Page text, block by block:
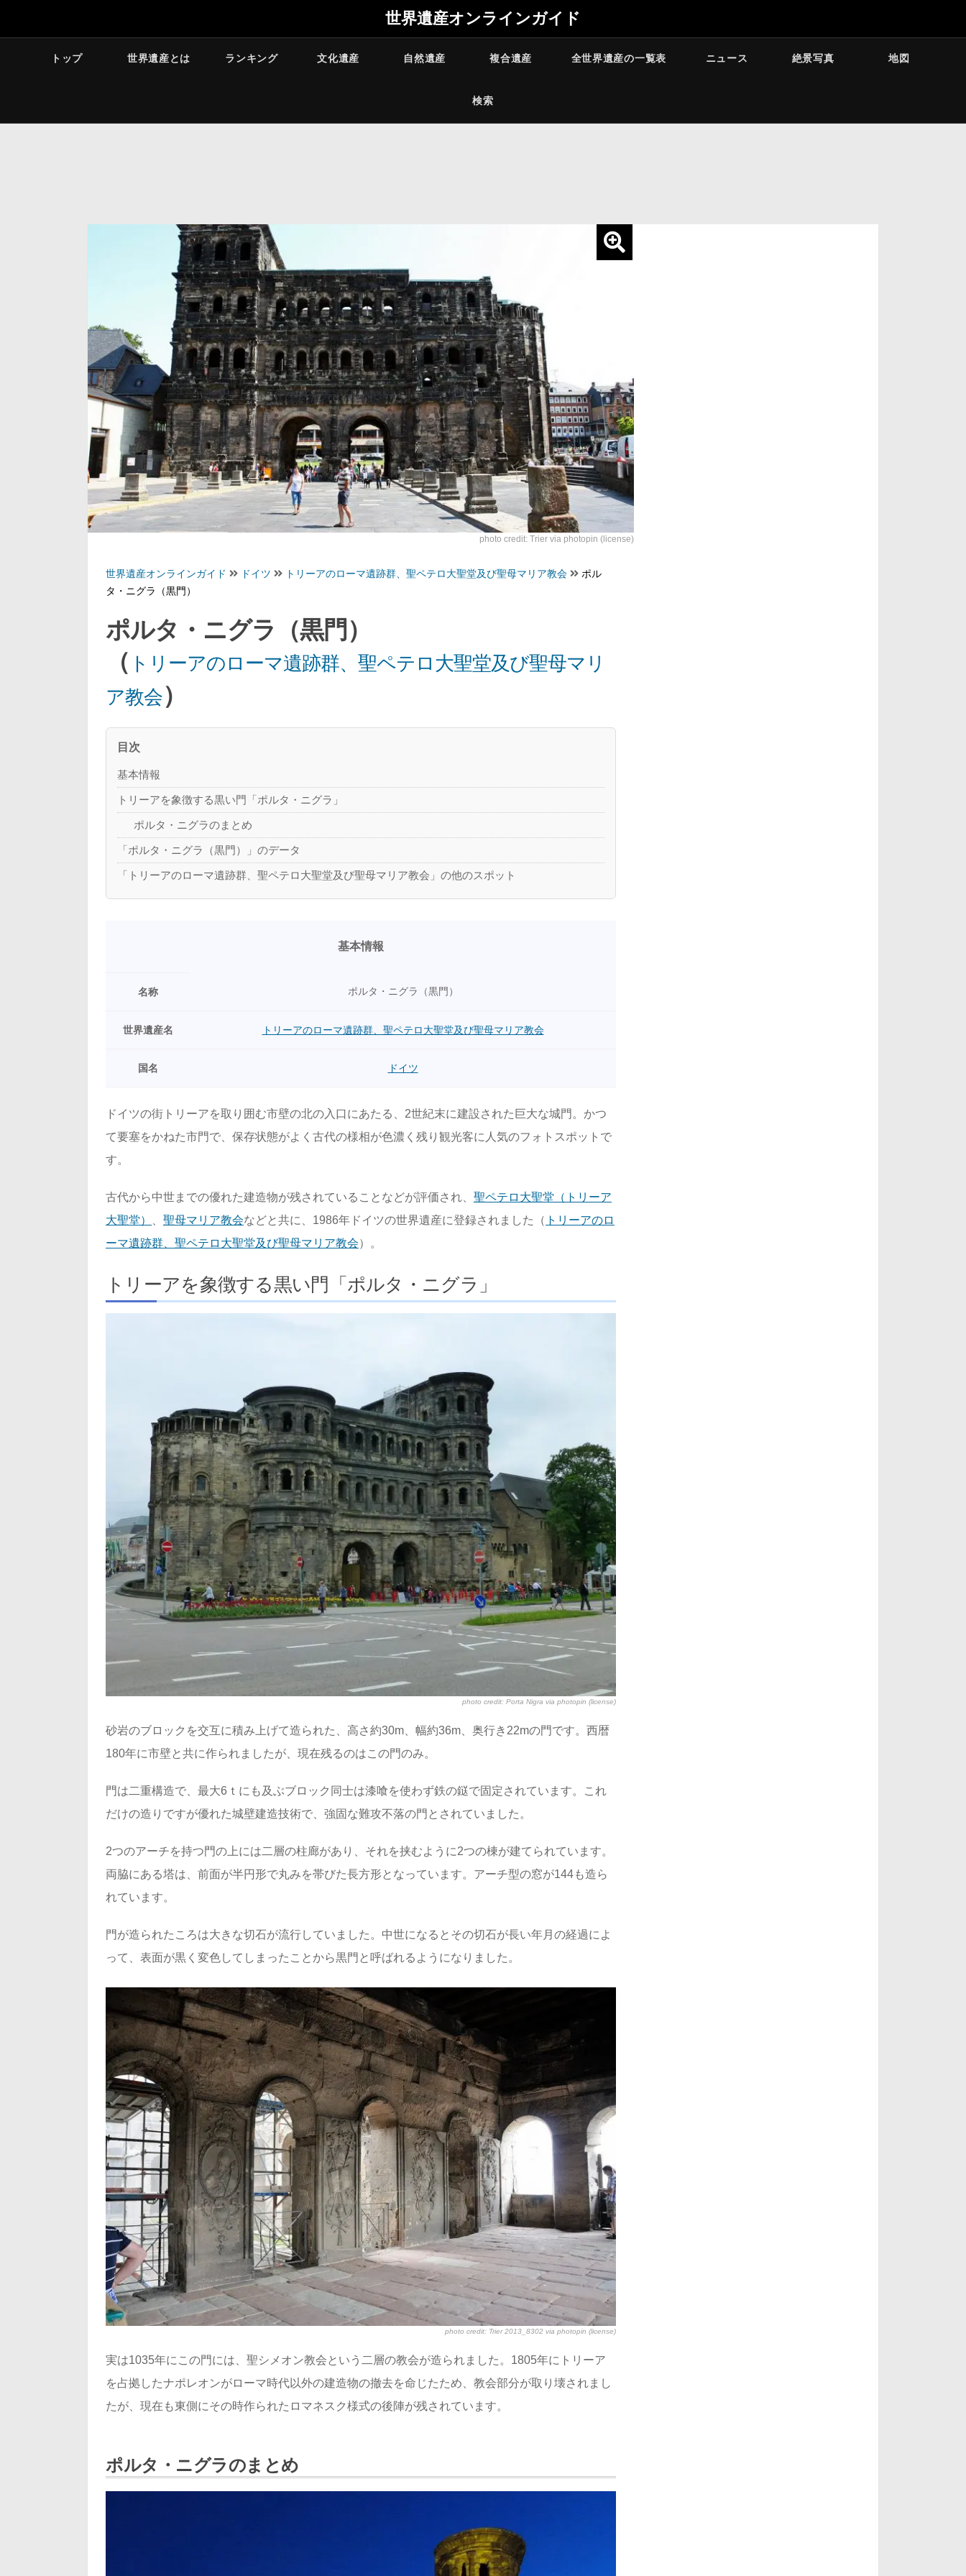
世界遺産オンラインガイド
トップ 世界遺産とは ランキング 文化遺産 自然遺産 複合遺産 全世界遺産の一覧表 ニュース 絶景写真 地図
検索
photo credit: Trier via photopin (license)
世界遺産オンラインガイド ドイツ トリーアのローマ遺跡群、聖ペテロ大聖堂及び聖母マリア教会
ポル
タ・ニグラ（黒門）
ポルタ・ニグラ（黒門）
（ トリーアのローマ遺跡群、聖ペテロ大聖堂及び聖母マリ
ア教会）
目次
基本情報
トリーアを象徴する黒い門「ポルタ・ニグラ」
ポルタ・ニグラのまとめ
「ポルタ・ニグラ（黒門）」のデータ
「トリーアのローマ遺跡群、聖ペテロ大聖堂及び聖母マリア教会」の他のスポット
基本情報
名称 ポルタ・ニグラ（黒門）
世界遺産名 トリーアのローマ遺跡群、聖ペテロ大聖堂及び聖母マリア教会
国名 ドイツ
ドイツの街トリーアを取り囲む市壁の北の入口にあたる、2世紀末に建設された巨大な城門。かつ
て要塞をかねた市門で、保存状態がよく古代の様相が色濃く残り観光客に人気のフォトスポットで
す。
古代から中世までの優れた建造物が残されていることなどが評価され、 聖ペテロ大聖堂（トリーア
大聖堂）
、 聖母マリア教会などと共に、1986年ドイツの世界遺産に登録されました（ トリーアのロ
ーマ遺跡群、聖ペテロ大聖堂及び聖母マリア教会）。
トリーアを象徴する黒い門「ポルタ・ニグラ」
photo credit: Porta Nigra via photopin (license)
砂岩のブロックを交互に積み上げて造られた、高さ約30m、幅約36m、奥行き22mの門です。西暦
180年に市壁と共に作られましたが、現在残るのはこの門のみ。
門は二重構造で、最大6ｔにも及ぶブロック同士は漆喰を使わず鉄の鎹で固定されています。これ
だけの造りですが優れた城壁建造技術で、強固な難攻不落の門とされていました。
2つのアーチを持つ門の上には二層の柱廊があり、それを挟むように2つの棟が建てられています。
両脇にある塔は、前面が半円形で丸みを帯びた長方形となっています。アーチ型の窓が144も造ら
れています。
門が造られたころは大きな切石が流行していました。中世になるとその切石が長い年月の経過によ
って、表面が黒く変色してしまったことから黒門と呼ばれるようになりました。
photo credit: Trier 2013_8302 via photopin (license)
実は1035年にこの門には、聖シメオン教会という二層の教会が造られました。1805年にトリーア
を占拠したナポレオンがローマ時代以外の建造物の撤去を命じたため、教会部分が取り壊されまし
たが、現在も東側にその時作られたロマネスク様式の後陣が残されています。
ポルタ・ニグラのまとめ